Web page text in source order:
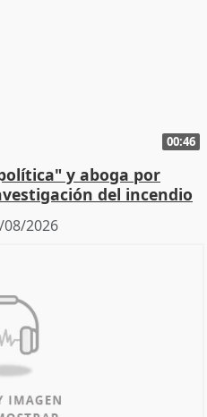
00:46
y aboga por
del incendio
08/2026